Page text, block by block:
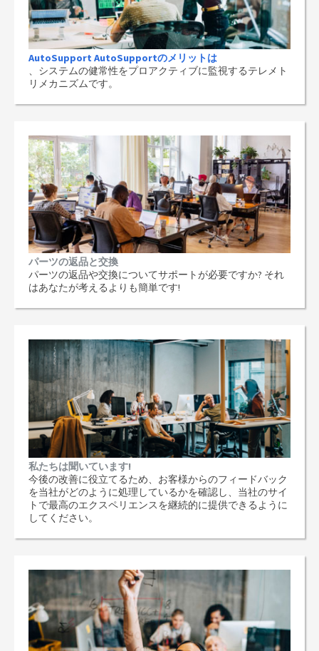
AutoSupport AutoSupportのメリットは
、システムの健常性をプロアクティブに監視するテレメト
リメカニズムです。
パーツの返品と交換
パーツの返品や交換についてサポートが必要ですか? それ
はあなたが考えるよりも簡単です!
私たちは聞いています!
今後の改善に役立てるため、お客様からのフィードバック
を当社がどのように処理しているかを確認し、当社のサイ
トで最高のエクスペリエンスを継続的に提供できるように
してください。